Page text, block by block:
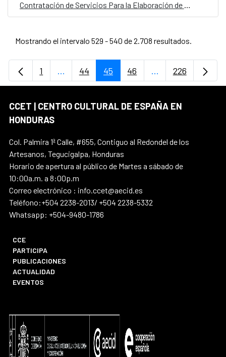
Contratación de Servicios Para la Elaboración de Proyecto Arquitectónico
Mostrando el intervalo 529 - 540 de 2.708 resultados.
Página
1 ...Páginas intermedias Use TAB para
Página
44 Página
45 Página
46 ...PáginasPágina
226
CCET | CENTRO CULTURAL DE ESPAÑA EN
HONDURAS
Col. Palmira 1ª Calle, #655, Contiguo al Redondel de los
Artesanos, Tegucigalpa, Honduras
Horario de apertura al público de Martes a sábado de
10:00a.m. a 8:00p.m
Correo electrónico : info.ccet@aecid.es
Teléfono:+504 2238-2013/ +504 2238-5332
Whatsapp: +504-9480-1786
CCE
PARTICIPA
PUBLICACIONES
ACTUALIDAD
EVENTOS